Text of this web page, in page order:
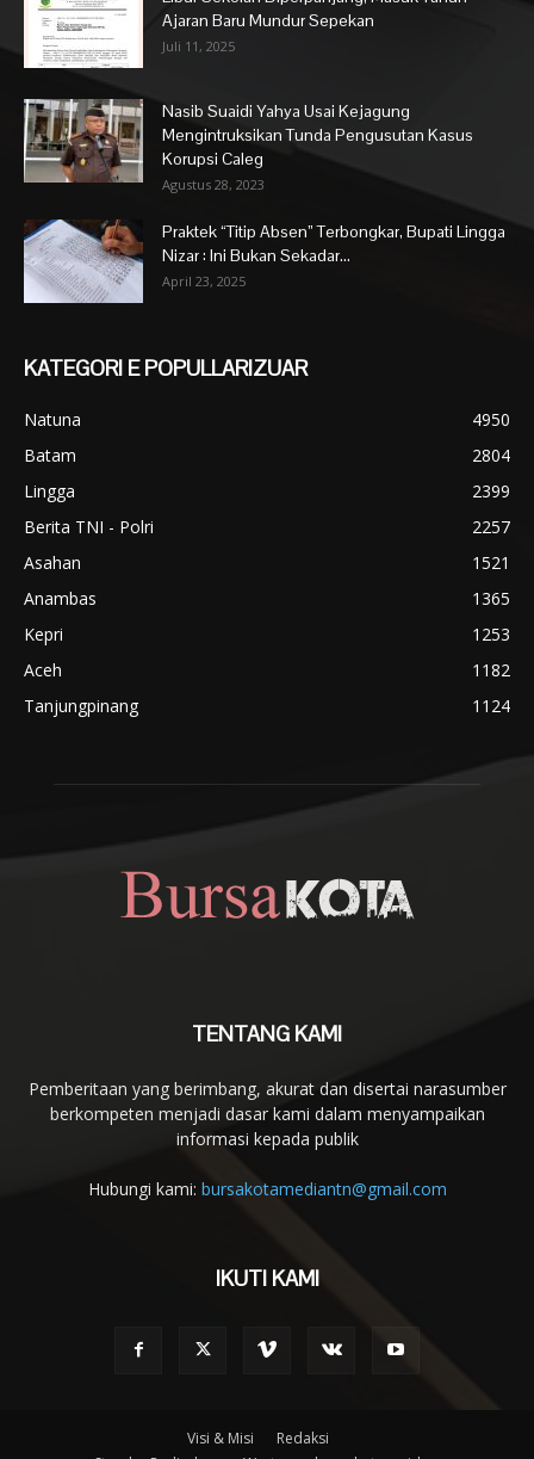
Ajaran Baru Mundur Sepekan
Juli 11, 2025
Nasib Suaidi Yahya Usai Kejagung
Mengintruksikan Tunda Pengusutan Kasus
Korupsi Caleg
Agustus 28, 2023
Praktek “Titip Absen” Terbongkar, Bupati Lingga
Nizar : Ini Bukan Sekadar...
April 23, 2025
KATEGORI E POPULLARIZUAR
Natuna
4950
Batam
2804
Lingga
2399
Berita TNI - Polri
2257
Asahan
1521
Anambas
1365
Kepri
1253
Aceh
1182
Tanjungpinang
1124
TENTANG KAMI
Pemberitaan yang berimbang, akurat dan disertai narasumber
berkompeten menjadi dasar kami dalam menyampaikan
informasi kepada publik
Hubungi kami: bursakotamediantn@gmail.com
IKUTI KAMI
Visi & Misi
Redaksi